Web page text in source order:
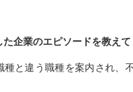
た企業のエピソードを教えて
種と違う職種を案内され、